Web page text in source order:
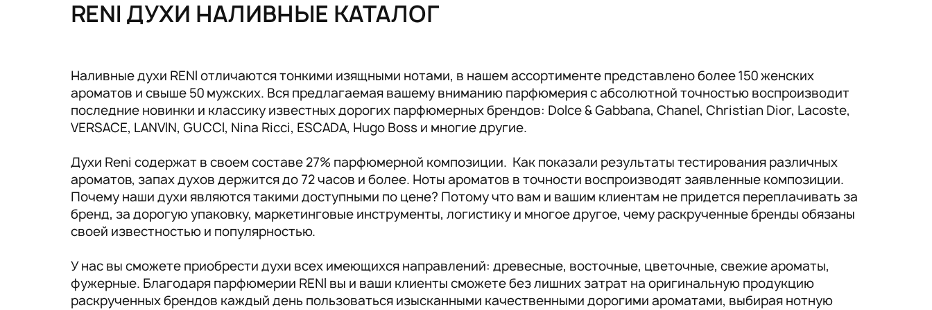
Парикмахерские и салоны красоты
Расходники и хозтовары.
Аксессуары RENI
RENI ДУХИ НАЛИВНЫЕ КАТАЛОГ
Наливные духи RENI отличаются тонкими изящными нотами, в нашем ассортименте представлено более 150 женских
ароматов и свыше 50 мужских. Вся предлагаемая вашему вниманию парфюмерия с абсолютной точностью воспроизводит
последние новинки и классику известных дорогих парфюмерных брендов: Dolce & Gabbana, Chanel, Christian Dior, Lacoste,
VERSACE, LANVIN, GUCCI, Nina Ricci, ESCADA, Hugo Boss и многие другие.
Духи Reni содержат в своем составе 27% парфюмерной композиции. Как показали результаты тестирования различных
ароматов, запах духов держится до 72 часов и более. Ноты ароматов в точности воспроизводят заявленные композиции.
Почему наши духи являются такими доступными по цене? Потому что вам и вашим клиентам не придется переплачивать за
бренд, за дорогую упаковку, маркетинговые инструменты, логистику и многое другое, чему раскрученные бренды обязаны
своей известностью и популярностью.
У нас вы сможете приобрести духи всех имеющихся направлений: древесные, восточные, цветочные, свежие ароматы,
фужерные. Благодаря парфюмерии RENI вы и ваши клиенты сможете без лишних затрат на оригинальную продукцию
раскрученных брендов каждый день пользоваться изысканными качественными дорогими ароматами, выбирая нотную